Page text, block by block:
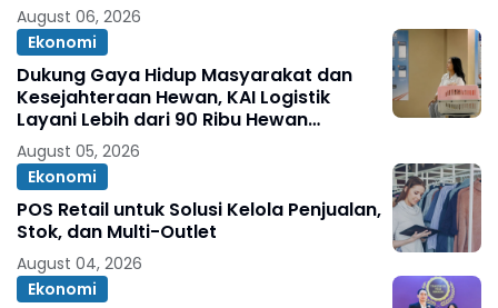
August 06, 2026
Ekonomi
Dukung Gaya Hidup Masyarakat dan
Kesejahteraan Hewan, KAI Logistik
Layani Lebih dari 90 Ribu Hewan
Peliharaan pada Semester I 2026
August 05, 2026
Ekonomi
POS Retail untuk Solusi Kelola Penjualan,
Stok, dan Multi-Outlet
August 04, 2026
Ekonomi